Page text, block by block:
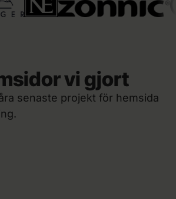
vi gjort
senaste projekt för hemsida
i Google · sedan 2018
·lätt att uppdatera